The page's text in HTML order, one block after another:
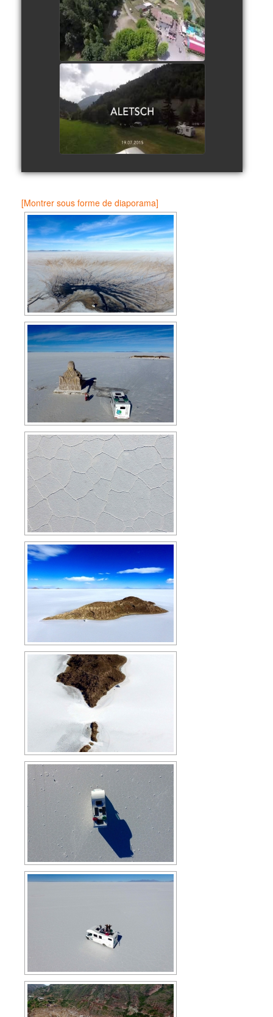
watch video
Aletsch Suisse
watch video
[Montrer sous forme de diaporama]